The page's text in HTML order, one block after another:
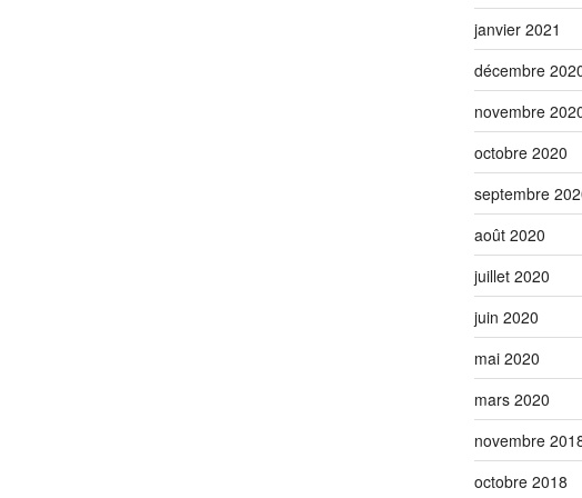
janvier 2021
décembre
novembre
octobre 2020
septembre
août 2020
juillet 2020
juin 2020
mai 2020
mars 2020
novembre
octobre 2018